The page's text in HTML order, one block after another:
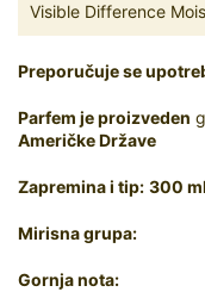
Visible Difference
Preporučuje se
Parfem je proizveden
Američke Države
Zapremina i tip: 300 ml
Mirisna grupa:
Gornja nota: